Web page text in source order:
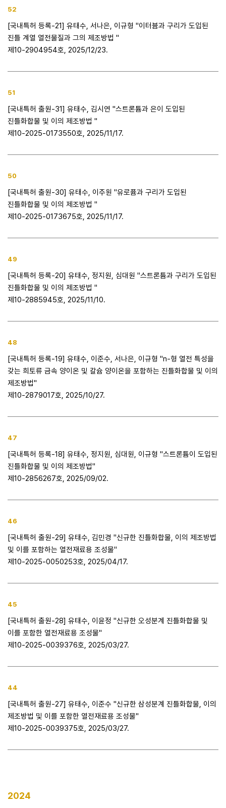
52
[국내특허 등록-21] 유태수, 서나은, 이규형 "이터븀과 구리가 도입된
진틀 계열 열전물질과 그의 제조방법 "
제10-2904954호, 2025/12/23.
51
[국내특허 출원-31] 유태수, 김시연 "스트론튬과 은이 도입된
진틀화합물 및 이의 제조방법 "
제10-2025-0173550호, 2025/11/17.
50
[국내특허 출원-30] 유태수, 이주원 "유로퓸과 구리가 도입된
진틀화합물 및 이의 제조방법 "
제10-2025-0173675호, 2025/11/17.
49
[국내특허 등록-20] 유태수, 정지원, 심대원 "스트론튬과 구리가 도입된
진틀화합물 및 이의 제조방법 "
제10-2885945호, 2025/11/10.
48
[국내특허 등록-19] 유태수, 이준수, 서나은, 이규형 "n-형 열전 특성을
갖는 희토류 금속 양이온 및 칼슘 양이온을 포함하는 진틀화합물 및 이의
제조방법"
제10-2879017호, 2025/10/27.
47
[국내특허 등록-18] 유태수, 정지원, 심대원, 이규형 "스트론튬이 도입된
진틀화합물 및 이의 제조방법"
제10-2856267호, 2025/09/02.
46
[국내특허 출원-29] 유태수, 김민경 "신규한 진틀화합물, 이의 제조방법
및 이를 포함하는 열전재료용 조성물"
제10-2025-0050253호, 2025/04/17.
45
[국내특허 출원-28] 유태수, 이윤정 "신규한 오성분계 진틀화합물 및
이를 포함한 열전재료용 조성물"
제10-2025-0039376호, 2025/03/27.
44
[국내특허 출원-27] 유태수, 이준수 "신규한 삼성분계 진틀화합물, 이의
제조방법 및 이를 포함한 열전재료용 조성물"
제10-2025-0039375호, 2025/03/27.
2024